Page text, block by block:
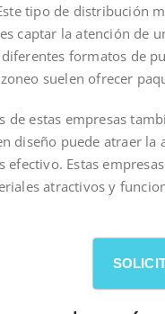
tipo de distribución
captar la atención de
formatos de
suelen ofrecer
de estas empresas
diseño puede atraer
efectivo. Estas
atractivos y